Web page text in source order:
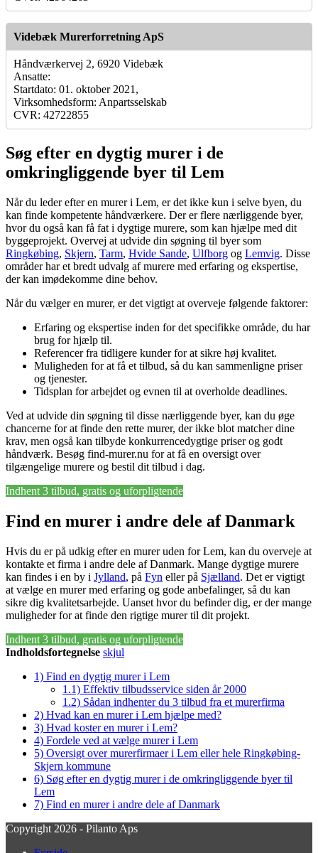
Videbæk Murerforretning ApS
Håndværkervej 2, 6920 Videbæk
Ansatte:
Startdato: 01. oktober 2021,
Virksomhedsform: Anpartsselskab
CVR: 42722855
Søg efter en dygtig murer i de
omkringliggende byer til Lem
Når du leder efter en murer i Lem, er det ikke kun i selve byen, du
kan finde kompetente håndværkere. Der er flere nærliggende byer,
hvor du også kan få fat i dygtige murere, som kan hjælpe med dit
byggeprojekt. Overvej at udvide din søgning til byer som
Ringkøbing, Skjern, Tarm, Hvide Sande, Ulfborg og Lemvig. Disse
områder har et bredt udvalg af murere med erfaring og ekspertise,
der kan imødekomme dine behov.
Når du vælger en murer, er det vigtigt at overveje følgende faktorer:
Erfaring og ekspertise inden for det specifikke område, du har
brug for hjælp til.
Referencer fra tidligere kunder for at sikre høj kvalitet.
Muligheden for at få et tilbud, så du kan sammenligne priser
og tjenester.
Tidsplan for arbejdet og evnen til at overholde deadlines.
Ved at udvide din søgning til disse nærliggende byer, kan du øge
chancerne for at finde den rette murer, der ikke blot matcher dine
krav, men også kan tilbyde konkurrencedygtige priser og godt
håndværk. Besøg find-murer.nu for at få en oversigt over
tilgængelige murere og bestil dit tilbud i dag.
Indhent 3 tilbud, gratis og uforpligtende
Find en murer i andre dele af Danmark
Hvis du er på udkig efter en murer uden for Lem, kan du overveje at
kontakte et firma i andre dele af Danmark. Mange dygtige murere
kan findes i en by i Jylland, på Fyn eller på Sjælland. Det er vigtigt
at vælge en murer med erfaring og gode anbefalinger, så du kan
sikre dig kvalitetsarbejde. Uanset hvor du befinder dig, er der mange
muligheder for at finde den rigtige murer til dit projekt.
Indhent 3 tilbud, gratis og uforpligtende
Indholdsfortegnelse skjul
1) Find en dygtig murer i Lem
1.1) Effektiv tilbudsservice siden år 2000
1.2) Sådan indhenter du 3 tilbud fra et murerfirma
2) Hvad kan en murer i Lem hjælpe med?
3) Hvad koster en murer i Lem?
4) Fordele ved at vælge murer i Lem
5) Oversigt over murerfirmaer i Lem eller hele Ringkøbing-
Skjern kommune
6) Søg efter en dygtig murer i de omkringliggende byer til
Lem
7) Find en murer i andre dele af Danmark
Copyright 2026 - Pilanto Aps